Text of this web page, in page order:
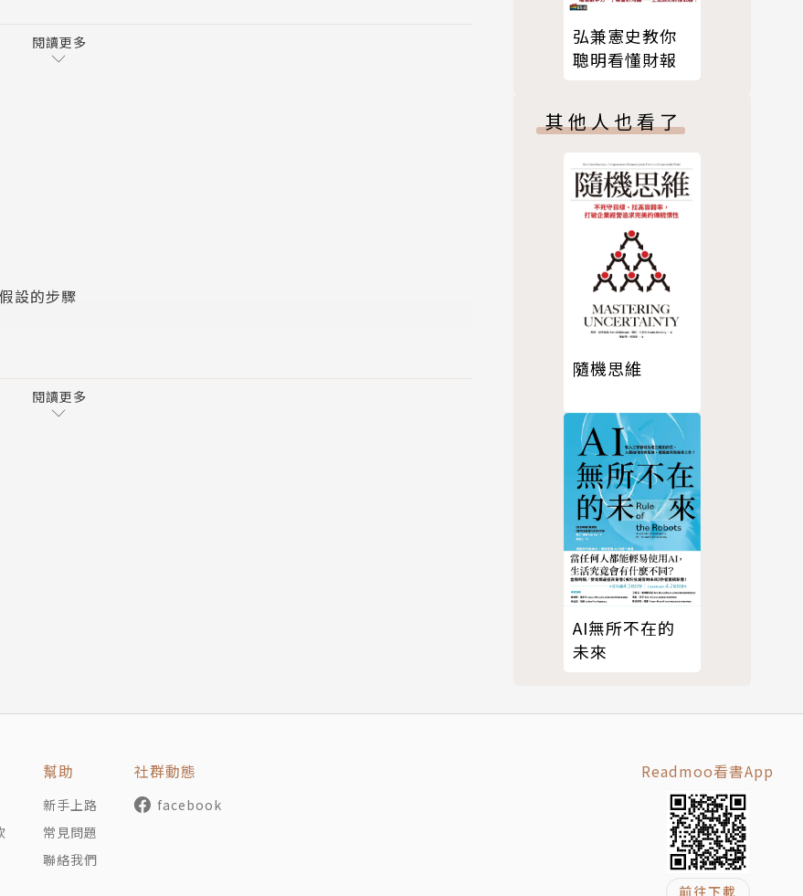
時》⋯⋯
！
概念化為語言
觀察，它領著我們一步一步朝牛頓這樣的神人靠近過去。」 ——許
閱讀更多
設的步驟
閱讀更多
弘兼憲史教你
聰明看懂財報
其他人也看了
隨機思維
AI無所不在的
未來
幫助
新手上路
常見問題
聯絡我們
社群動態
facebook
Readmoo看書App
前往下載